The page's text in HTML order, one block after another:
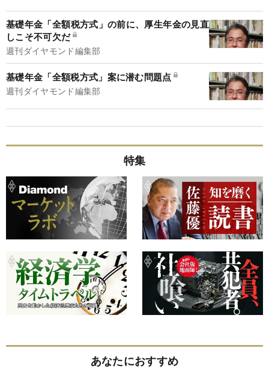
基礎年金「全額税方式」の前に、厚生年金の見直
しこそ不可欠だ
週刊ダイヤモンド編集部
基礎年金「全額税方式」案に潜む問題点
週刊ダイヤモンド編集部
特集
あなたにおすすめ